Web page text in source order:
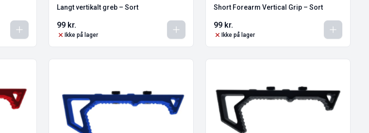
Langt vertikalt greb – Sort
99 kr.
Ikke på lager
Short Forearm Vertical Grip – Sort
99 kr.
Ikke på lager